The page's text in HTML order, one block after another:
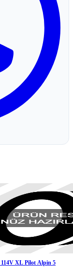
114V XL Pilot Alpin 5